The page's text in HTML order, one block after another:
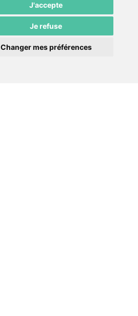
J'accepte
Je refuse
Changer mes préférences